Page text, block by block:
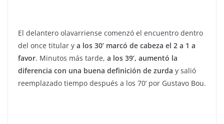
El delantero olavarriense comenzó el encuentro dentro
del once titular y a los 30’ marcó de cabeza el 2 a 1 a
favor. Minutos más tarde, a los 39’, aumentó la
diferencia con una buena definición de zurda y salió
reemplazado tiempo después a los 70’ por Gustavo Bou.